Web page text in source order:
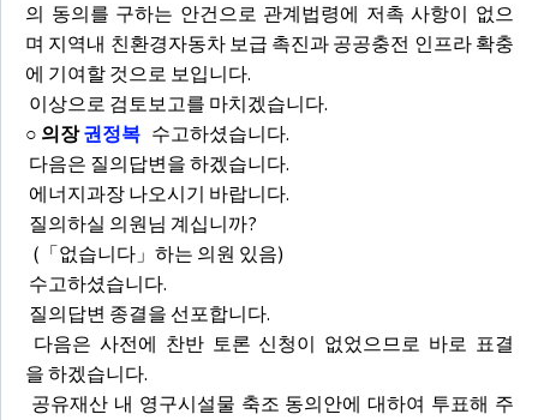
의 동의를 구하는 안건으로 관계법령에 저촉 사항이 없으
며 지역내 친환경자동차 보급 촉진과 공공충전 인프라 확충
에 기여할 것으로 보입니다.
이상으로 검토보고를 마치겠습니다.
○ 의장권정복 수고하셨습니다.
다음은 질의답변을 하겠습니다.
에너지과장 나오시기 바랍니다.
질의하실 의원님 계십니까?
(「없습니다」하는 의원 있음)
수고하셨습니다.
질의답변 종결을 선포합니다.
다음은 사전에 찬반 토론 신청이 없었으므로 바로 표결
을 하겠습니다.
공유재산 내 영구시설물 축조 동의안에 대하여 투표해 주